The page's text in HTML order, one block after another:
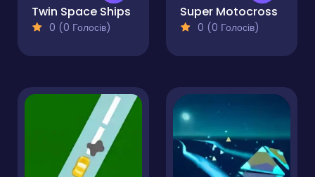
Twin Space Ships
0 (0 Голосів)
Super Motocross
0 (0 Голосів)